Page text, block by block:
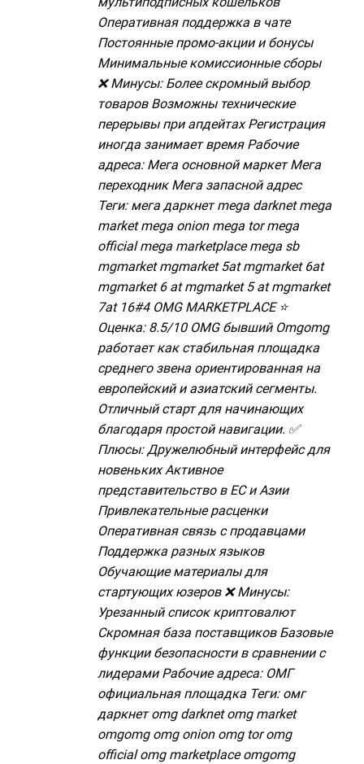
Оперативная поддержка в чате
Постоянные промо-акции и бонусы
Минимальные комиссионные сборы
❌ Минусы: Более скромный выбор
товаров Возможны технические
перерывы при апдейтах Регистрация
иногда занимает время Рабочие
адреса: Мега основной маркет Мега
переходник Мега запасной адрес
Теги: мега даркнет mega darknet mega
market mega onion mega tor mega
official mega marketplace mega sb
mgmarket mgmarket 5at mgmarket 6at
mgmarket 6 at mgmarket 5 at mgmarket
7at 16#4 OMG MARKETPLACE ⭐
Оценка: 8.5/10 OMG бывший Omgomg
работает как стабильная площадка
среднего звена ориентированная на
европейский и азиатский сегменты.
Отличный старт для начинающих
благодаря простой навигации. ✅
Плюсы: Дружелюбный интерфейс для
новеньких Активное
представительство в ЕС и Азии
Привлекательные расценки
Оперативная связь с продавцами
Поддержка разных языков
Обучающие материалы для
стартующих юзеров ❌ Минусы:
Урезанный список криптовалют
Скромная база поставщиков Базовые
функции безопасности в сравнении с
лидерами Рабочие адреса: ОМГ
официальная площадка Теги: омг
даркнет omg darknet omg market
omgomg omg onion omg tor omg
official omg marketplace omgomg